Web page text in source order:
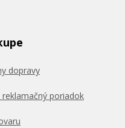
dopravy
poriadok